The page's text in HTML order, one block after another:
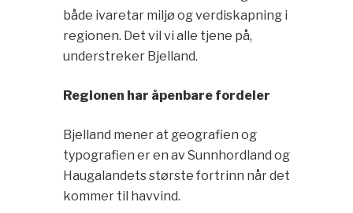
både ivaretar miljø og verdiskapning i
regionen. Det vil vi alle tjene på,
understreker Bjelland.
Regionen har åpenbare fordeler
Bjelland mener at geografien og
typografien er en av Sunnhordland og
Haugalandets største fortrinn når det
kommer til havvind.